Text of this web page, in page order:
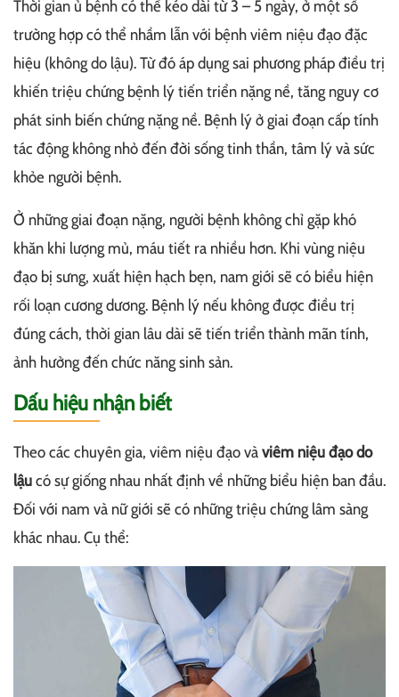
Thời gian ủ bệnh có thể kéo dài từ 3 – 5 ngày, ở một số
trường hợp có thể nhầm lẫn với bệnh viêm niệu đạo đặc
hiệu (không do lậu). Từ đó áp dụng sai phương pháp điều trị
khiến triệu chứng bệnh lý tiến triển nặng nề, tăng nguy cơ
phát sinh biến chứng nặng nề. Bệnh lý ở giai đoạn cấp tính
tác động không nhỏ đến đời sống tinh thần, tâm lý và sức
khỏe người bệnh.
Ở những giai đoạn nặng, người bệnh không chỉ gặp khó
khăn khi lượng mủ, máu tiết ra nhiều hơn. Khi vùng niệu
đạo bị sưng, xuất hiện hạch bẹn, nam giới sẽ có biểu hiện
rối loạn cương dương. Bệnh lý nếu không được điều trị
đúng cách, thời gian lâu dài sẽ tiến triển thành mãn tính,
ảnh hưởng đến chức năng sinh sản.
Dấu hiệu nhận biết
Theo các chuyên gia, viêm niệu đạo vàviêm niệu đạo do
lậucó sự giống nhau nhất định về những biểu hiện ban đầu.
Đối với nam và nữ giới sẽ có những triệu chứng lâm sàng
khác nhau. Cụ thể: